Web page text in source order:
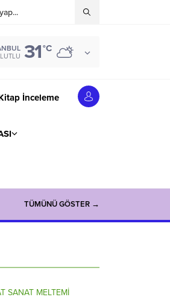
31°C
İnceleme
TÜMÜNÜ GÖSTER →
SANAT MELTEMİ